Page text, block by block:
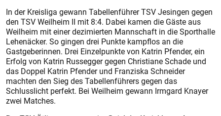
In der Kreisliga gewann Tabellenführer TSV Jesingen gegen
den TSV Weilheim II mit 8:4. Dabei kamen die Gäste aus
Weilheim mit einer dezimierten Mannschaft in die Sporthalle
Lehenäcker. So gingen drei Punkte kampflos an die
Gastgeberinnen. Drei Einzelpunkte von Katrin Pfender, ein
Erfolg von Katrin Russegger gegen Christiane Schade und
das Doppel Katrin Pfender und Franziska Schneider
machten den Sieg des Tabellenführers gegen das
Schlusslicht perfekt. Bei Weilheim gewann Irmgard Knayer
zwei Matches.